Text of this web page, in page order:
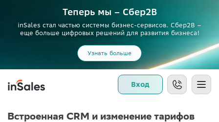
Теперь мы – Сбер2B
inSales стал частью системы бизнес-сервисов. Сбер2В –
еще больше цифровых решений для развития бизнеса!
Узнать больше
Вход
Встроенная CRM и изменение тарифов